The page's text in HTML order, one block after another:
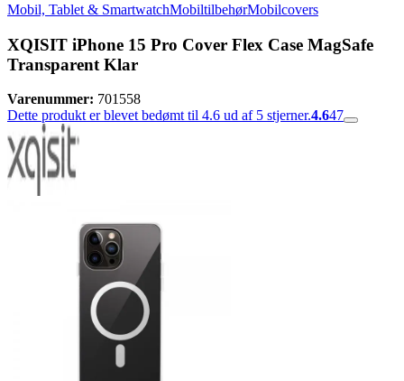
Mobil, Tablet & SmartwatchMobiltilbehørMobilcovers
XQISIT iPhone 15 Pro Cover Flex Case MagSafe
Transparent Klar
Varenummer: 701558
Dette produkt er blevet bedømt til 4.6 ud af 5 stjerner.4.647